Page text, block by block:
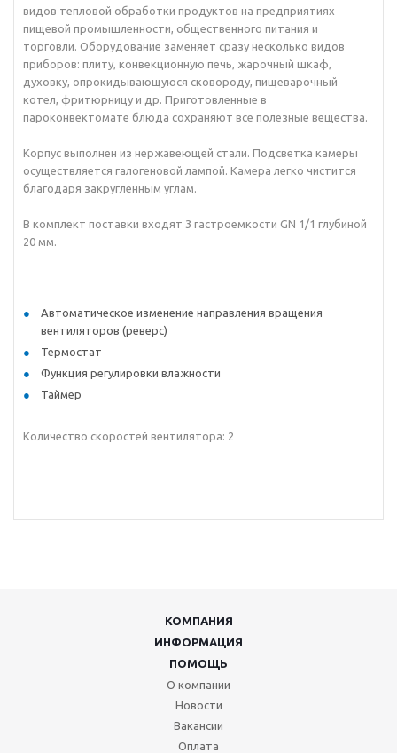
видов тепловой обработки продуктов на предприятиях
пищевой промышленности, общественного питания и
торговли. Оборудование заменяет сразу несколько видов
приборов: плиту, конвекционную печь, жарочный шкаф,
духовку, опрокидывающуюся сковороду, пищеварочный
котел, фритюрницу и др. Приготовленные в
пароконвектомате блюда сохраняют все полезные вещества.
Корпус выполнен из нержавеющей стали. Подсветка камеры
осуществляется галогеновой лампой. Камера легко чистится
благодаря закругленным углам.
В комплект поставки входят 3 гастроемкости GN 1/1 глубиной
20 мм.
Автоматическое изменение направления вращения
вентиляторов (реверс)
Термостат
Функция регулировки влажности
Таймер
Количество скоростей вентилятора: 2
КОМПАНИЯ
ИНФОРМАЦИЯ
ПОМОЩЬ
О компании
Новости
Вакансии
Оплата